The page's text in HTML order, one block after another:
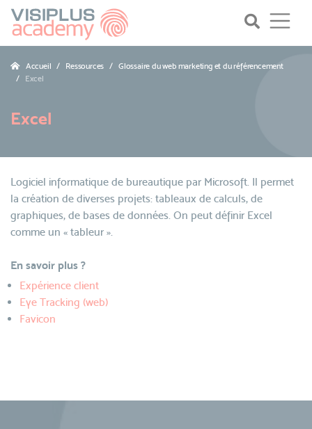
Accueil Ressources
Glossaire du web marketing et du référencement
Excel
Excel
Logiciel informatique de bureautique par Microsoft. Il permet
la création de diverses projets: tableaux de calculs, de
graphiques, de bases de données. On peut définir Excel
comme un « tableur ».
En savoir plus ?
Expérience client
Eye Tracking (web)
Favicon